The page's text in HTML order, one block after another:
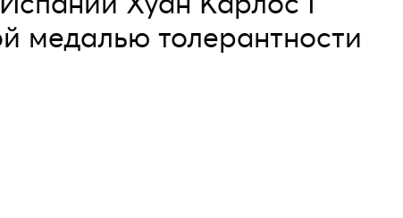
медалью толерантности